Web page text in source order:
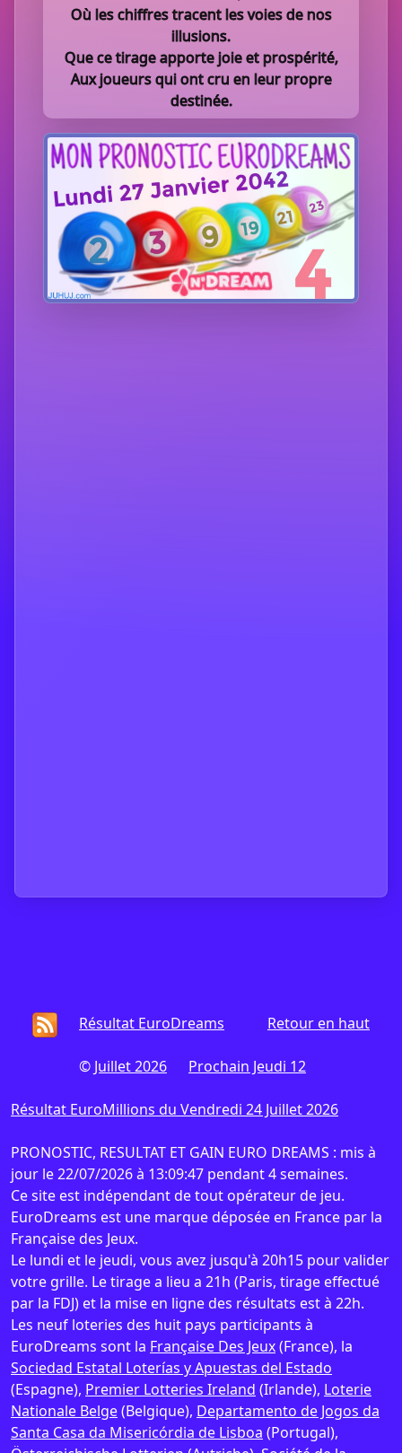
Où les chiffres tracent les voies de nos
illusions.
Que ce tirage apporte joie et prospérité,
Aux joueurs qui ont cru en leur propre
destinée.
Retour en haut
Résultat EuroDreams
© Juillet 2026 Prochain Jeudi 12
Résultat EuroMillions du Vendredi 24 Juillet 2026
PRONOSTIC, RESULTAT ET GAIN EURO DREAMS : mis à
jour le 22/07/2026 à 13:09:47 pendant 4 semaines.
Ce site est indépendant de tout opérateur de jeu.
EuroDreams est une marque déposée en France par la
Française des Jeux.
Le lundi et le jeudi, vous avez jusqu'à 20h15 pour valider
votre grille. Le tirage a lieu a 21h (Paris, tirage effectué
par la FDJ) et la mise en ligne des résultats est à 22h.
Les neuf loteries des huit pays participants à
EuroDreams sont la Française Des Jeux(France), la
Sociedad Estatal Loterías y Apuestas del Estado
(Espagne), Premier Lotteries Ireland (Irlande), Loterie
Nationale Belge(Belgique), Departamento de Jogos da
Santa Casa da Misericórdia de Lisboa (Portugal),